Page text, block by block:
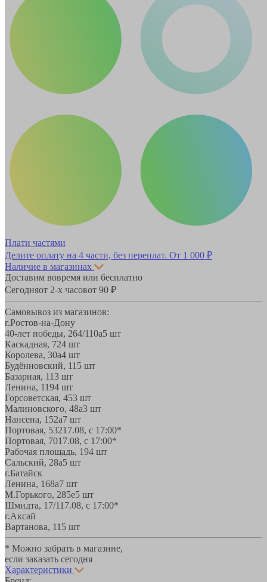
Плати частями
Делите оплату на 4 части, без переплат. От 1 000 ₽
Наличие в магазинах
Доставим вовремя или бесплатно
Сегодняот 2-х часовот 90 ₽
Самовывоз из магазинов:
г.Ростов-на-Дону
40-лет победы, 264/110а5 шт
Каскадная, 724 шт
Королева, 30а4 шт
Будённовский, 11 5 шт
Базарная, 113 шт
Ленина, 1194 шт
Горсоветская, 453 шт
Малиновского, 48а3 шт
Нансена, 152а7 шт
Портовая, 53217.08, с 17:00*
Портовая, 7017.08, с 17:00*
Рабочая площадь, 194 шт
Сальский, 28a5 шт
г.Батайск
Ленина, 168а7 шт
М.Горького, 285е5 шт
Шмидта, 17/117.08, с 17:00*
г.Аксай
Вартанова, 11 5 шт
* Можно забрать в магазине,
если заказать сегодня
Характеристики